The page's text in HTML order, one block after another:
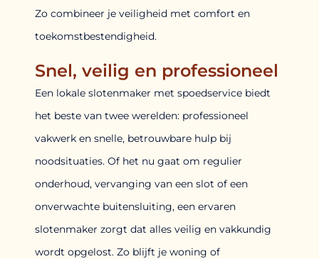
Zo combineer je veiligheid met comfort en
toekomstbestendigheid.
Snel, veilig en professioneel
Een lokale slotenmaker met spoedservice biedt
het beste van twee werelden: professioneel
vakwerk en snelle, betrouwbare hulp bij
noodsituaties. Of het nu gaat om regulier
onderhoud, vervanging van een slot of een
onverwachte buitensluiting, een ervaren
slotenmaker zorgt dat alles veilig en vakkundig
wordt opgelost. Zo blijft je woning of